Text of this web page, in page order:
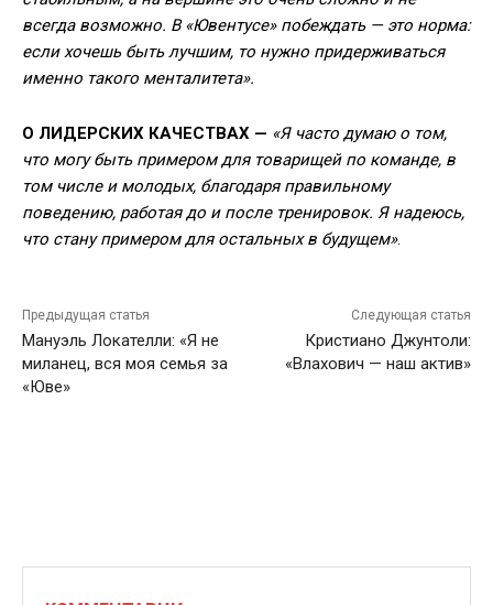
всегда возможно. В «Ювентусе» побеждать — это норма:
если хочешь быть лучшим, то нужно придерживаться
именно такого менталитета».
О ЛИДЕРСКИХ КАЧЕСТВАХ — «Я часто думаю о том,
что могу быть примером для товарищей по команде, в
том числе и молодых, благодаря правильному
поведению, работая до и после тренировок. Я надеюсь,
что стану примером для остальных в будущем».
Предыдущая статья
Мануэль Локателли: «Я не
миланец, вся моя семья за
«Юве»
Следующая статья
Кристиано Джунтоли:
«Влахович — наш актив»